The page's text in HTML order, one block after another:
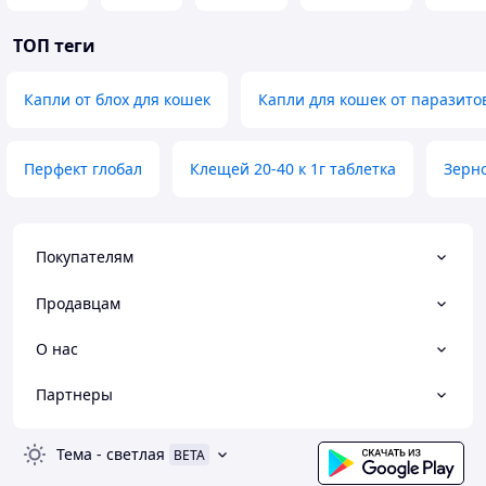
ТОП теги
Капли от блох для кошек Капли для кошек от
Перфект глобал Клещей 20-40 к 1г таблетка
Покупателям
Продавцам
О нас
Партнеры
Тема - светлая BETA